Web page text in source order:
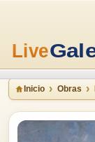
Inicio Obras